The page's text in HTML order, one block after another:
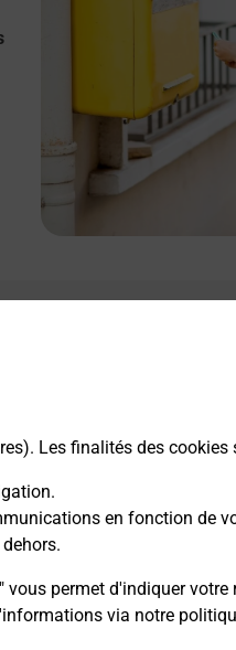
Les finalités des cookies
en fonction de
permet d'indiquer
via notre